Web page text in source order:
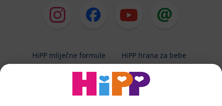
HiPP mliječne formule
HiPP hrana za bebe
HiPP njega
HiPP trudnoća
Terapeutska dijeta